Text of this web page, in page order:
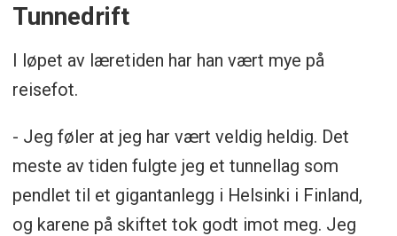
Tunnedrift
I løpet av læretiden har han vært mye på
reisefot.
- Jeg føler at jeg har vært veldig heldig. Det
meste av tiden fulgte jeg et tunnellag som
pendlet til et gigantanlegg i Helsinki i Finland,
og karene på skiftet tok godt imot meg. Jeg